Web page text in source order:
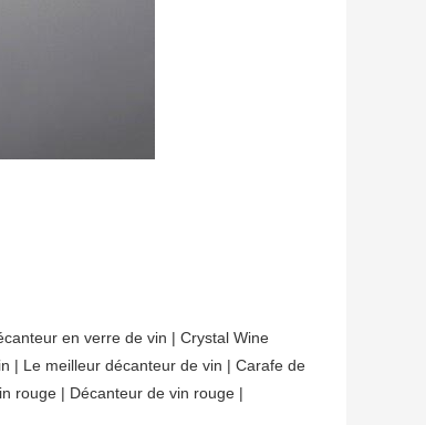
en verre de vin | Crystal Wine
| Le meilleur décanteur de vin | Carafe de
rouge | Décanteur de vin rouge |